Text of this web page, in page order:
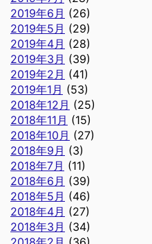
2019年6月 (26)
2019年5月 (29)
2019年4月 (28)
2019年3月 (39)
2019年2月 (41)
2019年1月 (53)
2018年12月 (25)
2018年11月 (15)
2018年10月 (27)
2018年9月 (3)
2018年7月 (11)
2018年6月 (39)
2018年5月 (46)
2018年4月 (27)
2018年3月 (34)